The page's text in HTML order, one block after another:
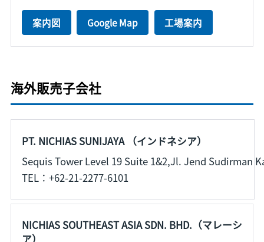
案内図 Google Map 工場案内
海外販売子会社
PT. NICHIAS SUNIJAYA （インドネシア）
Sequis Tower Level 19 Suite 1&2,Jl. Jend Sudirman
TEL：+62-21-2277-6101
NICHIAS SOUTHEAST ASIA SDN. BHD.（マレーシ